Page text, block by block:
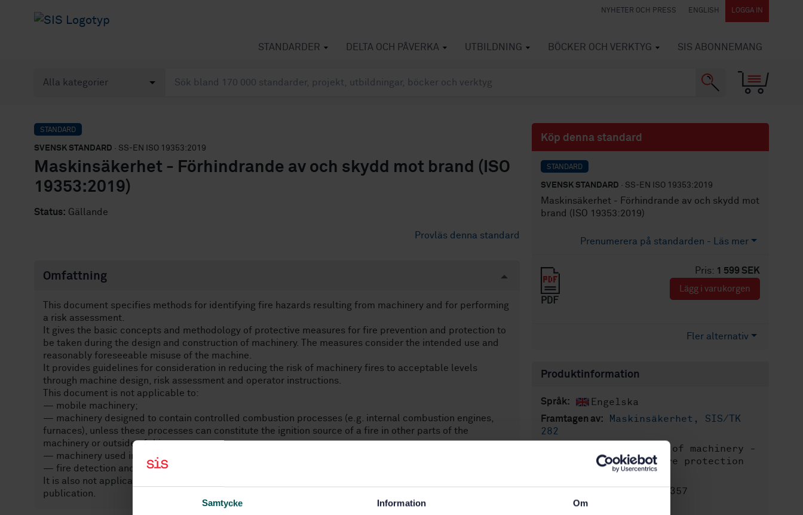
Samtycke Information Om
NYHETER OCH PRESS ENGLISH LOGGA IN
STANDARDER DELTA OCH PÅVERKA UTBILDNING BÖCKER OCH VERKTYG SIS ABONNEMANG
STANDARD
SVENSK STANDARD · SS-EN ISO 19353:2019
Maskinsäkerhet - Förhindrande av och skydd mot brand (ISO
19353:2019)
Status: Gällande
Provläs denna standard
Omfattning
This document specifies methods for identifying fire hazards resulting from machinery and for performing
a risk assessment.
It gives the basic concepts and methodology of protective measures for fire prevention and protection to
be taken during the design and construction of machinery. The measures consider the intended use and
reasonably foreseeable misuse of the machine.
It provides guidelines for consideration in reducing the risk of machinery fires to acceptable levels
through machine design, risk assessment and operator instructions.
This document is not applicable to:
— mobile machinery;
— machinery designed to contain controlled combustion processes (e.g. internal combustion engines,
furnaces), unless these processes can constitute the ignition source of a fire in other parts of the
machinery or outside of this;
— machinery used in potentially explosive atmospheres and explosion prevention and protection; and
— fire detection and suppression systems that are integrated in building fire safety systems.
It is also not applicable to machinery or machinery components manufactured before the date of its
publication.
Köp denna standard
STANDARD
SVENSK STANDARD · SS-EN ISO 19353:2019
Maskinsäkerhet - Förhindrande av och skydd mot
brand (ISO 19353:2019)
Prenumerera på standarden - Läs mer
Pris: 1 599 SEK
PDF
Lägg i varukorgen
Fler alternativ
Produktinformation
Språk: Engelska
Framtagen av:
Maskinsäkerhet, SIS/TK
282
Safety of machinery -
Fire prevention and fire protection
(ISO 19353:2019)
STD-80010357
Utgåva:2